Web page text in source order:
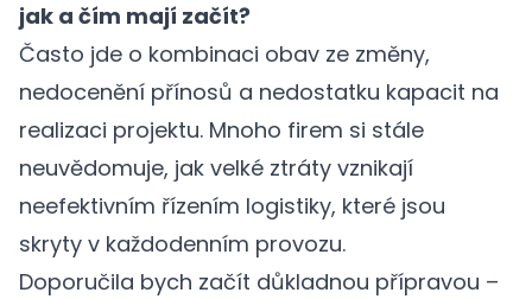
jak a čím mají začít?
Často jde o kombinaci obav ze změny,
nedocenění přínosů a nedostatku kapacit na
realizaci projektu. Mnoho firem si stále
neuvědomuje, jak velké ztráty vznikají
neefektivním řízením logistiky, které jsou
skryty v každodenním provozu.
Doporučila bych začít důkladnou přípravou –